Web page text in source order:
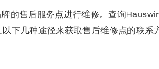
的售后服务点进行维修。查询
下几种途径来获取售后维修点的联系